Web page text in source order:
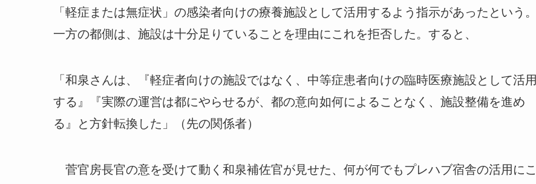
「軽症または無症状」の感染者向けの療養施設として活用するよう指示があったという。
一方の都側は、施設は十分足りていることを理由にこれを拒否した。すると、
「和泉さんは、『軽症者向けの施設ではなく、中等症患者向けの臨時医療施設として活用
する』『実際の運営は都にやらせるが、都の意向如何によることなく、施設整備を進め
る』と方針転換した」（先の関係者）
菅官房長官の意を受けて動く和泉補佐官が見せた、何が何でもプレハブ宿舎の活用にこ